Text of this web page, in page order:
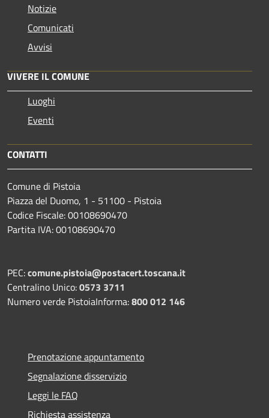
Notizie
Comunicati
Avvisi
VIVERE IL COMUNE
Luoghi
Eventi
CONTATTI
Comune di Pistoia
Piazza del Duomo, 1 - 51100 - Pistoia
Codice Fiscale: 00108690470
Partita IVA: 00108690470
PEC:comune.pistoia@postacert.toscana.it
Centralino Unico:0573 3711
Numero verde PistoiaInforma:800 012 146
Prenotazione appuntamento
Segnalazione disservizio
Leggi le FAQ
Richiesta assistenza